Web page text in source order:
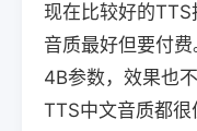
现在比较好的TTS
音质最好但要付
4B参数，效果也
TTS中文音质都